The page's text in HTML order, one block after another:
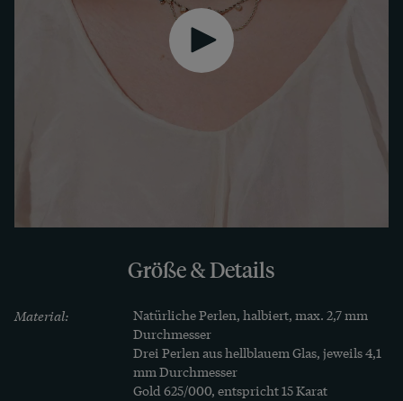
Da die Girlande und die Kette beweglich
gearbeitet sind, liegt das Collier stets perfekt am
Dekolleté an. Dabei besteht das Collier aus der
typisch britischen Legierung von
nur bis zum Jahr 1932 verwendet. Wir haben das
Größe & Details
Material:
Natürliche Perlen, halbiert, max. 2,7 mm
Durchmesser
Drei Perlen aus hellblauem Glas, jeweils 4,1
mm Durchmesser
Gold 625/000, entspricht 15 Karat